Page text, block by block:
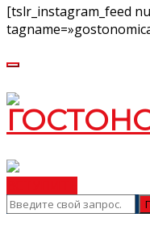
[tslr_instagram_feed